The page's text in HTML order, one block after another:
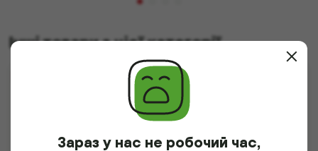
Інші товари з цієї категорії
Зараз у нас не робочий час,